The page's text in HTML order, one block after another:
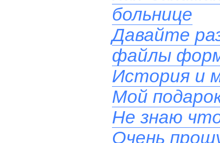
больнице
Давайте
файлы
История и
Мой
Не знаю
Очень